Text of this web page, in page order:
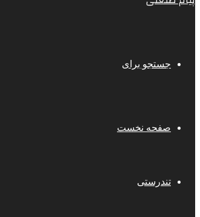
جستجو برای
صفحه نخست
تندرستی